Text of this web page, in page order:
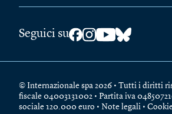
Seguici su
© Internazionale spa 2026 • Tutti i diritti
fiscale 04003131002 • Partita iva
sociale 120.000 euro • Note legali •